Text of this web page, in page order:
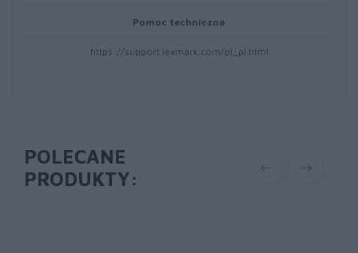
Pomoc techniczna
https://support.lexmark.com/pl_pl.html
POLECANE
PRODUKTY: